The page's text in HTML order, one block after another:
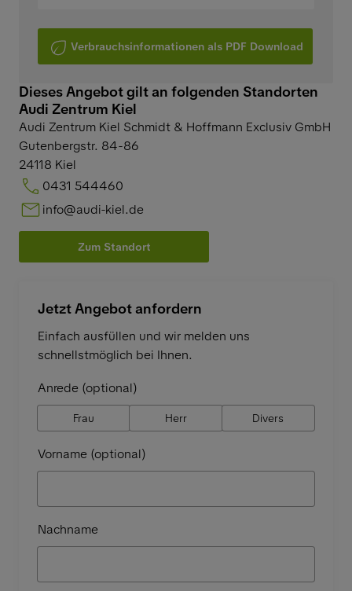
Verbrauchsinformationen als PDF Download
Dieses Angebot gilt an folgenden Standorten
Audi Zentrum Kiel
Audi Zentrum Kiel Schmidt & Hoffmann Exclusiv GmbH
Gutenbergstr. 84-86
24118 Kiel
0431 544460
info@audi-kiel.de
Zum Standort
Jetzt Angebot anfordern
Einfach ausfüllen und wir melden uns
schnellstmöglich bei Ihnen.
Anrede (optional)
Frau Herr Divers
Vorname (optional)
Nachname